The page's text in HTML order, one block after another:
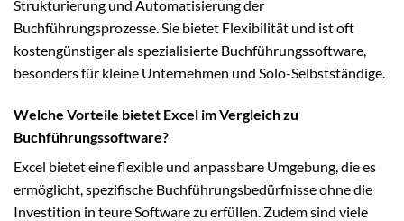
Strukturierung und Automatisierung der
Buchführungsprozesse. Sie bietet Flexibilität und ist oft
kostengünstiger als spezialisierte Buchführungssoftware,
besonders für kleine Unternehmen und Solo-Selbstständige.
Welche Vorteile bietet Excel im Vergleich zu
Buchführungssoftware?
Excel bietet eine flexible und anpassbare Umgebung, die es
ermöglicht, spezifische Buchführungsbedürfnisse ohne die
Investition in teure Software zu erfüllen. Zudem sind viele